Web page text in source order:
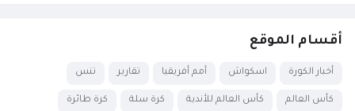
أقسام الموقع
أخبار الكورة اسكواش أمم أفريقيا تقارير تنس
كأس العالم كأس العالم للأندية كرة سلة كرة طائرة